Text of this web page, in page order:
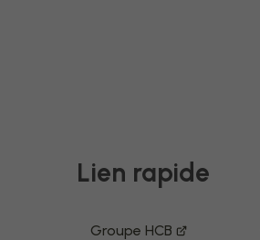
Lien rapide
Groupe HCB